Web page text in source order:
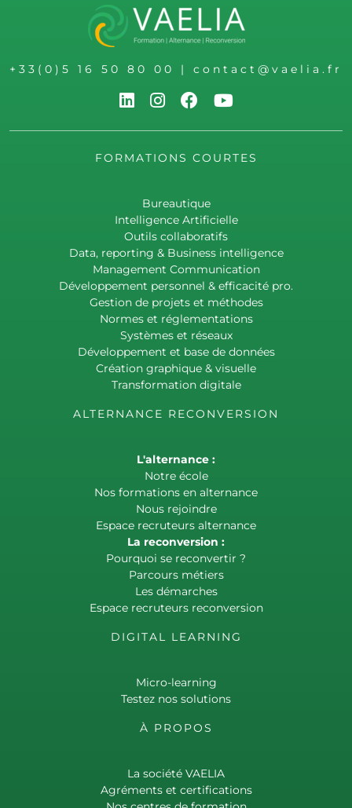
+33(0)5 16 50 80 00 | contact@vaelia.fr
FORMATIONS COURTES
Bureautique
Intelligence Artificielle
Outils collaboratifs
Data, reporting & Business intelligence
Management Communication
Développement personnel & efficacité pro.
Gestion de projets et méthodes
Normes et réglementations
Systèmes et réseaux
Développement et base de données
Création graphique & visuelle
Transformation digitale
ALTERNANCE RECONVERSION
L'alternance :
Notre école
Nos formations en alternance
Nous rejoindre
Espace recruteurs alternance
La reconversion :
Pourquoi se reconvertir ?
Parcours métiers
Les démarches
Espace recruteurs reconversion
DIGITAL LEARNING
Micro-learning
Testez nos solutions
À PROPOS
La société VAELIA
Agréments et certifications